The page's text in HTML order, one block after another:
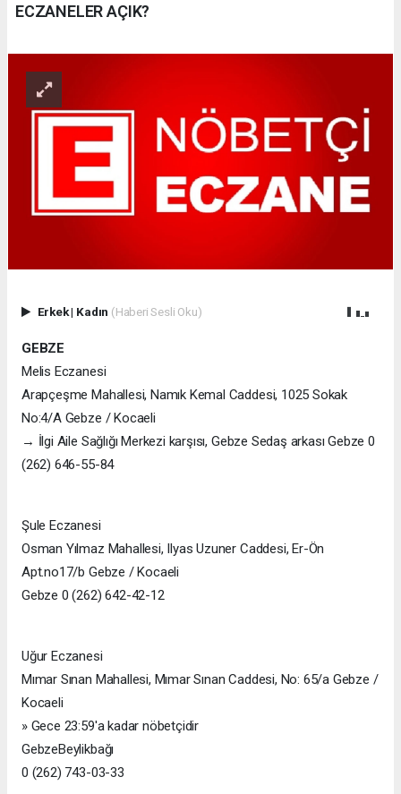
ECZANELER AÇIK?
Erkek| Kadın (Haberi Sesli Oku)
GEBZE
Melis Eczanesi
Arapçeşme Mahallesi, Namık Kemal Caddesi, 1025 Sokak
No:4/A Gebze / Kocaeli
→ İlgi Aile Sağlığı Merkezi karşısı, Gebze Sedaş arkası Gebze 0
(262) 646-55-84
Şule Eczanesi
Osman Yılmaz Mahallesi, Ilyas Uzuner Caddesi, Er-Ön
Apt.no17/b Gebze / Kocaeli
Gebze 0 (262) 642-42-12
Uğur Eczanesi
Mımar Sınan Mahallesi, Mımar Sınan Caddesi, No: 65/a Gebze /
Kocaeli
» Gece 23:59'a kadar nöbetçidir
GebzeBeylikbağı
0 (262) 743-03-33